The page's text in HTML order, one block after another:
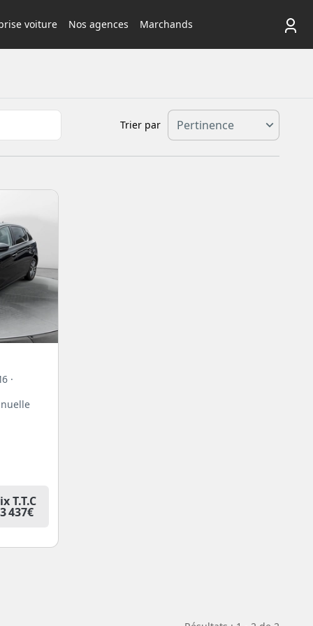
voiture Nos agences Marchands
Trier par
·
T.T.C
437€